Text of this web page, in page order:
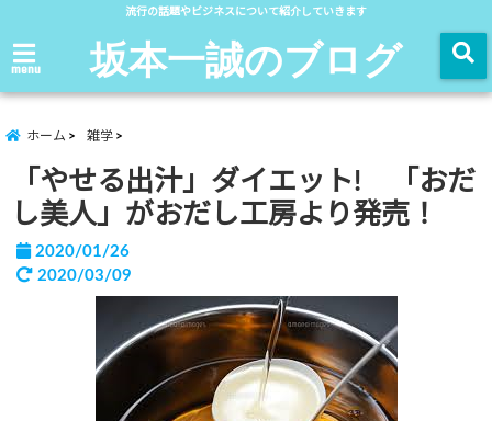
流行の話題やビジネスについて紹介していきます
menu 坂本一誠のブログ
ホーム 雑学
「やせる出汁」ダイエット! 「おだ
し美人」がおだし工房より発売！
2020/01/26
2020/03/09